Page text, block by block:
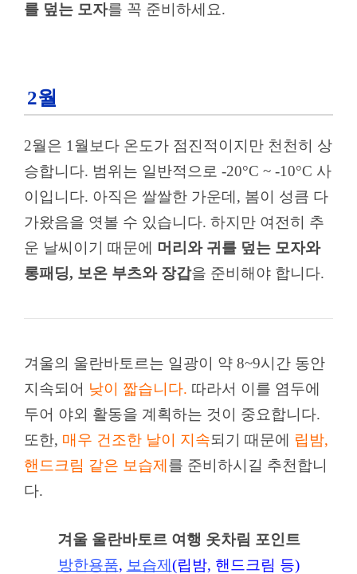
를 덮는 모자를 꼭 준비하세요.
2월
2월은 1월보다 온도가 점진적이지만 천천히 상
승합니다. 범위는 일반적으로 -20°C ~ -10°C 사
이입니다. 아직은 쌀쌀한 가운데, 봄이 성큼 다
가왔음을 엿볼 수 있습니다. 하지만 여전히 추
운 날씨이기 때문에 머리와 귀를 덮는 모자와
롱패딩, 보온 부츠와 장갑을 준비해야 합니다.
겨울의 울란바토르는 일광이 약 8~9시간 동안
지속되어 낮이 짧습니다. 따라서 이를 염두에
두어 야외 활동을 계획하는 것이 중요합니다.
또한, 매우 건조한 날이 지속되기 때문에 립밤,
핸드크림 같은 보습제 를 준비하시길 추천합니
다.
겨울 울란바토르 여행 옷차림 포인트
방한용품, 보습제(립밤, 핸드크림 등)